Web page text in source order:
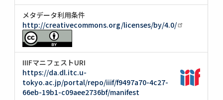
メタデータ利用条件
http://creativecommons.org/licenses/by/4.0/
IIIFマニフェストURI
https://da.dl.itc.u-
tokyo.ac.jp/portal/repo/iiif/f9497a70-4c27-
66eb-19b1-c09aee2736bf/manifest